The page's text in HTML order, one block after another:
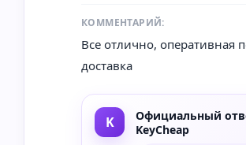
КОММЕНТАРИЙ:
Все отлично, оперативная
доставка
Официальный
KeyCheap